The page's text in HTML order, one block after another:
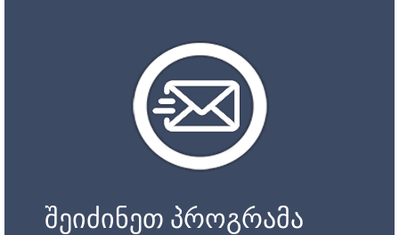
შეიძინეთ პროგრამა